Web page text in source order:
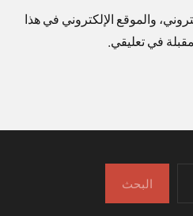
والموقع الإلكتروني في هذا
في تعليقي.
البحث